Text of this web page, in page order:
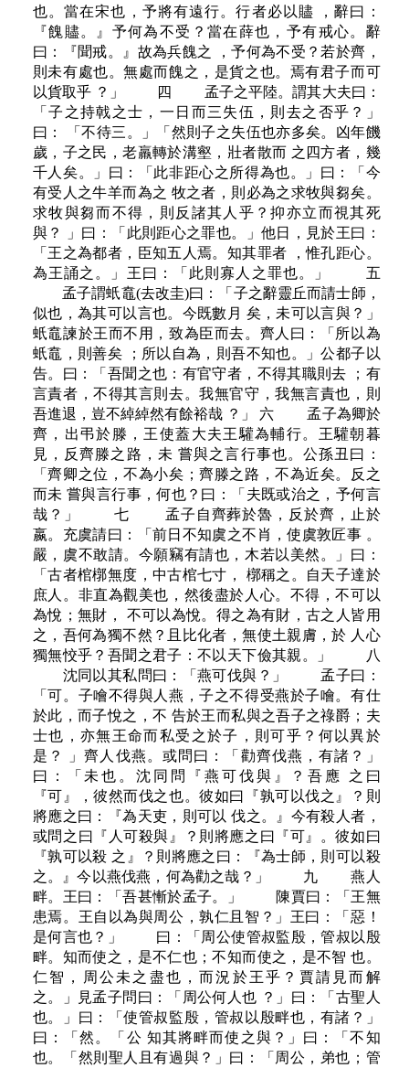
也。當在宋也，予將有遠行。行者必以贐 ，辭曰：
『餽贐。』予何為不受？當在薛也，予有戒心。辭
曰：『聞戒。』故為兵餽之 ，予何為不受？若於齊，
則未有處也。無處而餽之，是貨之也。焉有君子而可
以貨取乎 ？」 四 孟子之平陸。謂其大夫曰：
「子之持戟之士，一日而三失伍，則去之否乎？」
曰： 「不待三。」「然則子之失伍也亦多矣。凶年饑
歲，子之民，老羸轉於溝壑，壯者散而 之四方者，幾
千人矣。」曰：「此非距心之所得為也。」曰：「今
有受人之牛羊而為之 牧之者，則必為之求牧與芻矣。
求牧與芻而不得，則反諸其人乎？抑亦立而視其死
與？ 」曰：「此則距心之罪也。」他日，見於王曰：
「王之為都者，臣知五人焉。知其罪者 ，惟孔距心。
為王誦之。」王曰：「此則寡人之罪也。」 五
孟子謂蚔鼁(去改圭)曰：「子之辭靈丘而請士師，
似也，為其可以言也。今既數月 矣，未可以言與？」
蚔鼁諫於王而不用，致為臣而去。齊人曰：「所以為
蚔鼁，則善矣 ；所以自為，則吾不知也。」公都子以
告。曰：「吾聞之也：有官守者，不得其職則去 ；有
言責者，不得其言則去。我無官守，我無言責也，則
吾進退，豈不綽綽然有餘裕哉 ？」 六 孟子為卿於
齊，出弔於滕，王使蓋大夫王驩為輔行。王驩朝暮
見，反齊滕之路，未 嘗與之言行事也。公孫丑曰：
「齊卿之位，不為小矣；齊滕之路，不為近矣。反之
而未 嘗與言行事，何也？曰：「夫既或治之，予何言
哉？」 七 孟子自齊葬於魯，反於齊，止於
嬴。充虞請曰：「前日不知虞之不肖，使虞敦匠事 。
嚴，虞不敢請。今願竊有請也，木若以美然。」曰：
「古者棺槨無度，中古棺七寸， 槨稱之。自天子達於
庶人。非直為觀美也，然後盡於人心。不得，不可以
為悅；無財， 不可以為悅。得之為有財，古之人皆用
之，吾何為獨不然？且比化者，無使土親膚，於 人心
獨無恔乎？吾聞之君子：不以天下儉其親。」 八
沈同以其私問曰：「燕可伐與？」 孟子曰：
「可。子噲不得與人燕，子之不得受燕於子噲。有仕
於此，而子悅之，不 告於王而私與之吾子之祿爵；夫
士也，亦無王命而私受之於子，則可乎？何以異於
是？ 」齊人伐燕。或問曰：「勸齊伐燕，有諸？」
曰：「未也。沈同問『燕可伐與』？吾應 之曰
『可』，彼然而伐之也。彼如曰『孰可以伐之』？則
將應之曰：『為天吏，則可以 伐之。』今有殺人者，
或問之曰『人可殺與』？則將應之曰『可』。彼如曰
『孰可以殺 之』？則將應之曰：『為士師，則可以殺
之。』今以燕伐燕，何為勸之哉？」 九 燕人
畔。王曰：「吾甚慚於孟子。」 陳賈曰：「王無
患焉。王自以為與周公，孰仁且智？」王曰：「惡！
是何言也？」 曰：「周公使管叔監殷，管叔以殷
畔。知而使之，是不仁也；不知而使之，是不智 也。
仁智，周公未之盡也，而況於王乎？賈請見而解
之。」見孟子問曰：「周公何人也 ？」曰：「古聖人
也。」曰：「使管叔監殷，管叔以殷畔也，有諸？」
曰：「然。「公 知其將畔而使之與？」曰：「不知
也。「然則聖人且有過與？」曰：「周公，弟也；管